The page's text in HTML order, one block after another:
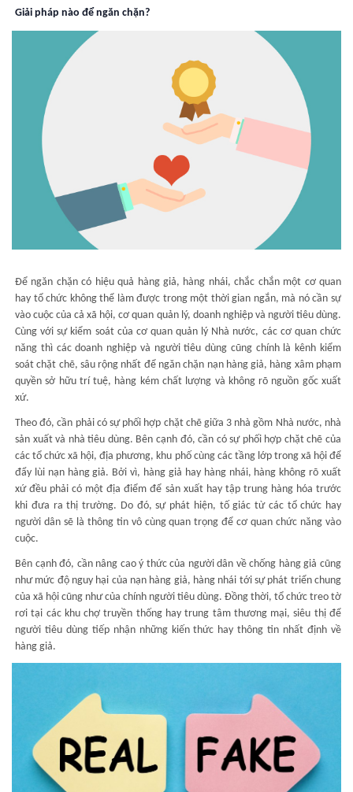
Giải pháp nào để ngăn chặn?
Để ngăn chặn có hiệu quả hàng giả, hàng nhái, chắc chắn một cơ quan
hay tổ chức không thể làm được trong một thời gian ngắn, mà nó cần sự
vào cuộc của cả xã hội, cơ quan quản lý, doanh nghiệp và người tiêu dùng.
Cùng với sự kiểm soát của cơ quan quản lý Nhà nước, các cơ quan chức
năng thì các doanh nghiệp và người tiêu dùng cũng chính là kênh kiểm
soát chặt chẽ, sâu rộng nhất để ngăn chặn nạn hàng giả, hàng xâm phạm
quyền sở hữu trí tuệ, hàng kém chất lượng và không rõ nguồn gốc xuất
xứ.
Theo đó, cần phải có sự phối hợp chặt chẽ giữa 3 nhà gồm Nhà nước, nhà
sản xuất và nhà tiêu dùng. Bên cạnh đó, cần có sự phối hợp chặt chẽ của
các tổ chức xã hội, địa phương, khu phố cùng các tầng lớp trong xã hội để
đẩy lùi nạn hàng giả. Bởi vì, hàng giả hay hàng nhái, hàng không rõ xuất
xứ đều phải có một địa điểm để sản xuất hay tập trung hàng hóa trước
khi đưa ra thị trường. Do đó, sự phát hiện, tố giác từ các tổ chức hay
người dân sẽ là thông tin vô cùng quan trọng để cơ quan chức năng vào
cuộc.
Bên cạnh đó, cần nâng cao ý thức của người dân về chống hàng giả cũng
như mức độ nguy hại của nạn hàng giả, hàng nhái tới sự phát triển chung
của xã hội cũng như của chính người tiêu dùng. Đồng thời, tổ chức treo tờ
rơi tại các khu chợ truyền thống hay trung tâm thương mại, siêu thị để
người tiêu dùng tiếp nhận những kiến thức hay thông tin nhất định về
hàng giả.